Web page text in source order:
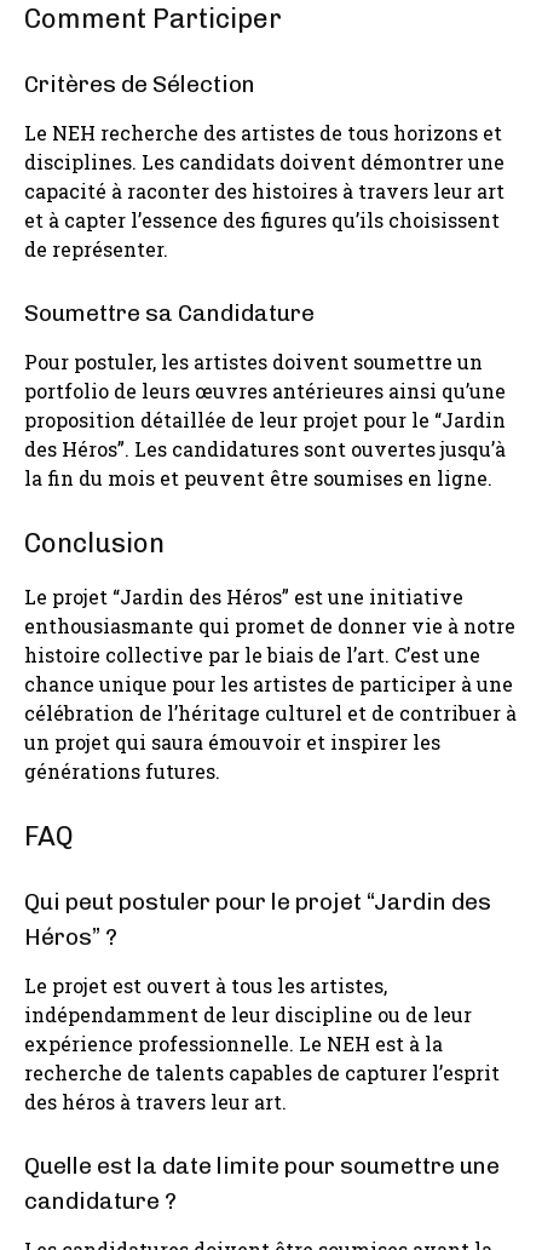
Comment Participer
Critères de Sélection
Le NEH recherche des artistes de tous horizons et
disciplines. Les candidats doivent démontrer une
capacité à raconter des histoires à travers leur art
et à capter l’essence des figures qu’ils choisissent
de représenter.
Soumettre sa Candidature
Pour postuler, les artistes doivent soumettre un
portfolio de leurs œuvres antérieures ainsi qu’une
proposition détaillée de leur projet pour le “Jardin
des Héros”. Les candidatures sont ouvertes jusqu’à
la fin du mois et peuvent être soumises en ligne.
Conclusion
Le projet “Jardin des Héros” est une initiative
enthousiasmante qui promet de donner vie à notre
histoire collective par le biais de l’art. C’est une
chance unique pour les artistes de participer à une
célébration de l’héritage culturel et de contribuer à
un projet qui saura émouvoir et inspirer les
générations futures.
FAQ
Qui peut postuler pour le projet “Jardin des
Héros” ?
Le projet est ouvert à tous les artistes,
indépendamment de leur discipline ou de leur
expérience professionnelle. Le NEH est à la
recherche de talents capables de capturer l’esprit
des héros à travers leur art.
Quelle est la date limite pour soumettre une
candidature ?